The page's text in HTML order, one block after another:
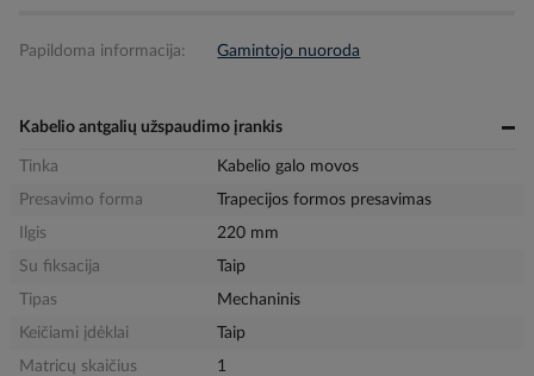
Papildoma informacija: Gamintojo nuoroda
Kabelio antgalių užspaudimo įrankis
Tinka
Kabelio galo movos
Presavimo forma
Trapecijos formos presavimas
Ilgis
220 mm
Su fiksacija
Taip
Tipas
Mechaninis
Keičiami įdėklai
Taip
Matricų skaičius
1